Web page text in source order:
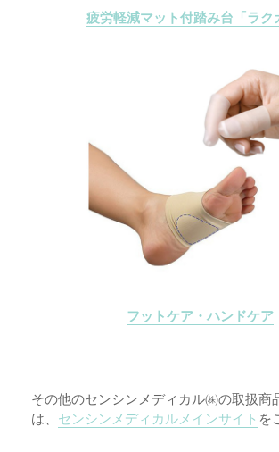
疲労軽減マット付踏み台「ラク
フットケア・ハンドケア
その他のセンシンメディカル㈱の取扱商
は、 センシンメディカルメインサイト を